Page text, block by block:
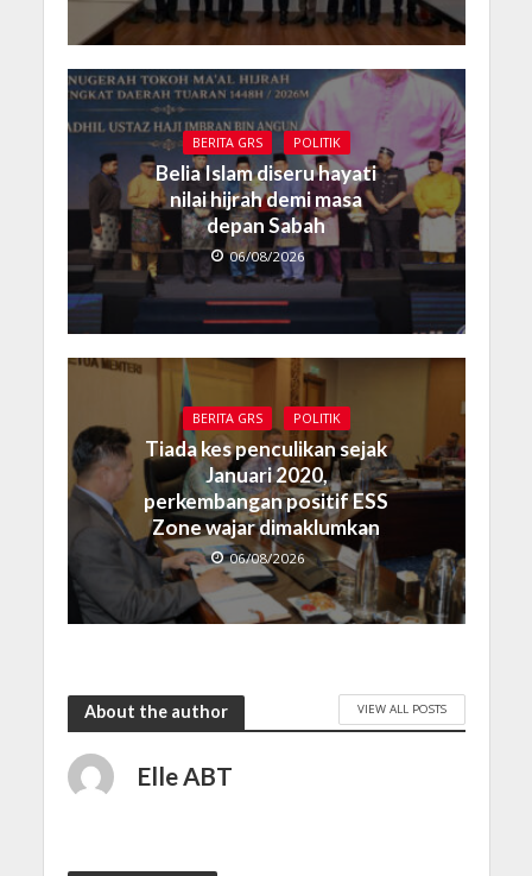
BERITA GRS POLITIK
Belia Islam diseru hayati
nilai hijrah demi masa
depan Sabah
06/08/2026
BERITA GRS POLITIK
Tiada kes penculikan sejak
Januari 2020,
perkembangan positif ESS
Zone wajar dimaklumkan
06/08/2026
About the author VIEW ALL POSTS
Elle ABT